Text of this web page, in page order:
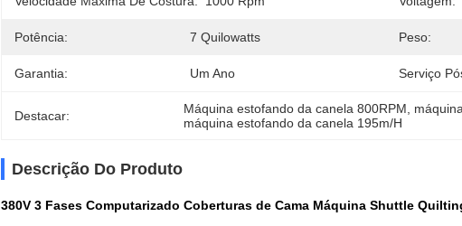
Potência: 7 Quilowatts Peso:
Garantia: Um Ano Serviço
Destacar: Máquina estofando da canela 800RPM
máquina estofando da canela 195m/H
Descrição Do Produto
380V 3 Fases Computarizado Coberturas de Cama Máquina Shuttle